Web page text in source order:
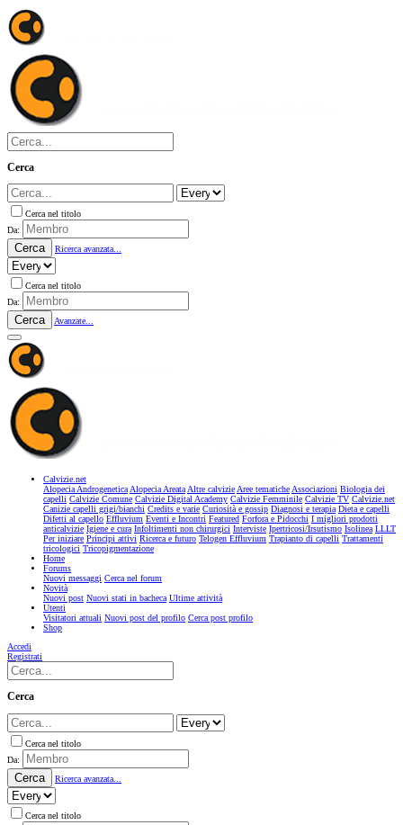
Cerca
Cerca nel titolo
Da:
Cerca Ricerca avanzata...
Cerca nel titolo
Da:
Cerca Avanzate...
Calvizie.net
Alopecia AndrogeneticaAlopecia AreataAltre calvizieAree tematicheAssociazioni Biologia dei
capelli Calvizie Comune Calvizie Digital Academy Calvizie Femminile Calvizie TV Calvizie.net
Canizie capelli grigi/bianchi Credits e varie Curiosità e gossip Diagnosi e terapia Dieta e capelli
Difetti al capello Effluvium Eventi e Incontri Featured Forfora e Pidocchi I migliori prodotti
anticalvizie Igiene e cura Infoltimenti non chirurgici Interviste Ipertricosi/Irsutismo Isolinea LLLT
Per iniziare Principi attivi Ricerca e futuro Telogen Effluvium Trapianto di capelli Trattamenti
tricologici Tricopigmentazione
Home
Forums
Nuovi messaggi Cerca nel forum
Novità
Nuovi post Nuovi stati in bacheca Ultime attività
Utenti
Visitatori attuali Nuovi post del profilo Cerca post profilo
Shop
Accedi
Registrati
Cerca
Cerca nel titolo
Da:
Cerca Ricerca avanzata...
Cerca nel titolo